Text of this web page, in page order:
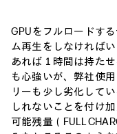
GPUをフルロードす
ム再生をしなければ
あれば１時間は持た
も心強いが、弊社使
リーも少し劣化して
しれないことを付け
可能残量（FULL